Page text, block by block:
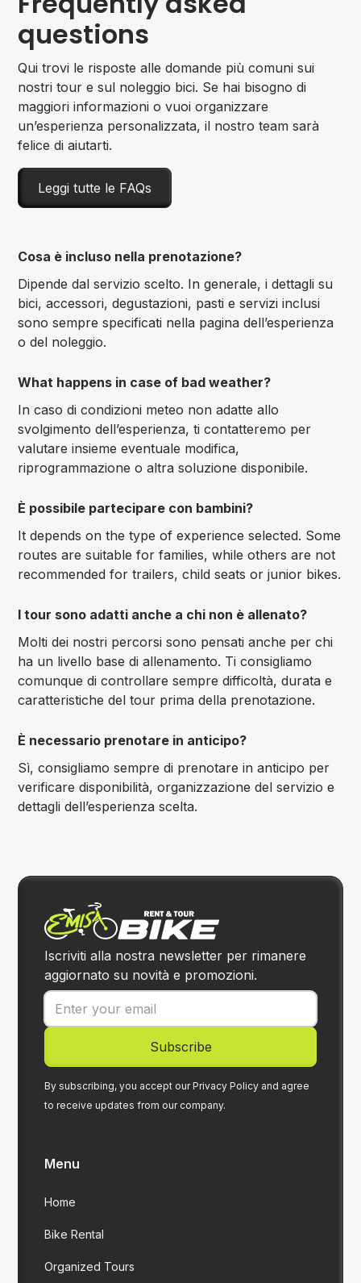
questions
Qui trovi le risposte alle domande più comuni sui
nostri tour e sul noleggio bici. Se hai bisogno di
maggiori informazioni o vuoi organizzare
un’esperienza personalizzata, il nostro team sarà
felice di aiutarti.
Leggi tutte le FAQs
Cosa è incluso nella prenotazione?
Dipende dal servizio scelto. In generale, i dettagli su
bici, accessori, degustazioni, pasti e servizi inclusi
sono sempre specificati nella pagina dell’esperienza
o del noleggio.
What happens in case of bad weather?
In caso di condizioni meteo non adatte allo
svolgimento dell’esperienza, ti contatteremo per
valutare insieme eventuale modifica,
riprogrammazione o altra soluzione disponibile.
È possibile partecipare con bambini?
It depends on the type of experience selected. Some
routes are suitable for families, while others are not
recommended for trailers, child seats or junior bikes.
I tour sono adatti anche a chi non è allenato?
Molti dei nostri percorsi sono pensati anche per chi
ha un livello base di allenamento. Ti consigliamo
comunque di controllare sempre difficoltà, durata e
caratteristiche del tour prima della prenotazione.
È necessario prenotare in anticipo?
Sì, consigliamo sempre di prenotare in anticipo per
verificare disponibilità, organizzazione del servizio e
dettagli dell’esperienza scelta.
Iscriviti alla nostra newsletter per rimanere
aggiornato su novità e promozioni.
By subscribing, you accept our Privacy Policy and agree
to receive updates from our company.
Menu
Home
Bike Rental
Organized Tours